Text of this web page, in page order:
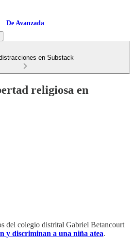
De Avanzada
en Substack
religiosa en
del colegio distrital Gabriel Betancourt
y discriminan a una niña atea.